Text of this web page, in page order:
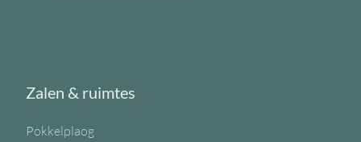
Zalen & ruimtes
Pokkelplaog